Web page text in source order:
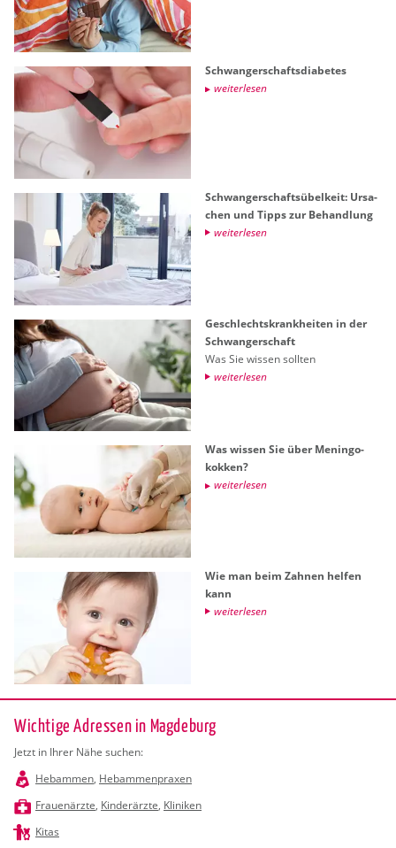
Schwan­ger­schafts­dia­be­tes
wei­ter­le­sen
Schwan­ger­schafts­übel­keit: Ur­sa­
chen und Tipps zur Be­hand­lung
wei­ter­le­sen
Ge­schlechts­krank­hei­ten in der
Schwan­ger­schaft
Was Sie wis­sen soll­ten
wei­ter­le­sen
Was wis­sen Sie über Me­nin­go­
kok­ken?
wei­ter­le­sen
Wie man beim Zah­nen hel­fen
kann
wei­ter­le­sen
Wichtige Adressen in Magdeburg
Jetzt in Ihrer Nähe suchen:
Hebammen, Hebammenpraxen
Frauenärzte, Kinderärzte, Kliniken
Kitas